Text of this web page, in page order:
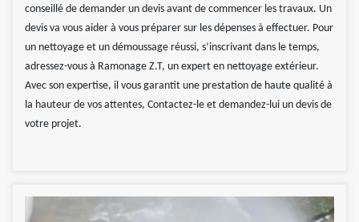
conseillé de demander un devis avant de commencer les travaux. Un
devis va vous aider à vous préparer sur les dépenses à effectuer. Pour
un nettoyage et un démoussage réussi, s’inscrivant dans le temps,
adressez-vous à Ramonage Z.T, un expert en nettoyage extérieur.
Avec son expertise, il vous garantit une prestation de haute qualité à
la hauteur de vos attentes, Contactez-le et demandez-lui un devis de
votre projet.